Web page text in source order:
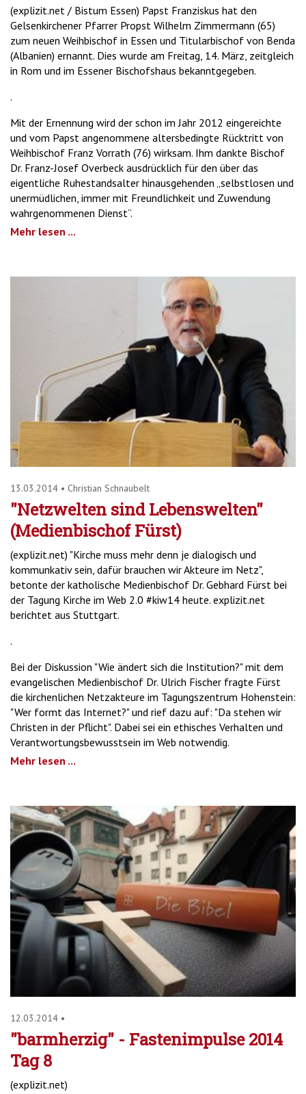
(explizit.net / Bistum Essen) Papst Franziskus hat den
Gelsenkirchener Pfarrer Propst Wilhelm Zimmermann (65)
zum neuen Weihbischof in Essen und Titularbischof von Benda
(Albanien) ernannt. Dies wurde am Freitag, 14. März, zeitgleich
in Rom und im Essener Bischofshaus bekanntgegeben.
.
Mit der Ernennung wird der schon im Jahr 2012 eingereichte
und vom Papst angenommene altersbedingte Rücktritt von
Weihbischof Franz Vorrath (76) wirksam. Ihm dankte Bischof
Dr. Franz-Josef Overbeck ausdrücklich für den über das
eigentliche Ruhestandsalter hinausgehenden „selbstlosen und
unermüdlichen, immer mit Freundlichkeit und Zuwendung
wahrgenommenen Dienst“.
Mehr lesen ...
13.03.2014 • Christian Schnaubelt
"Netzwelten sind Lebenswelten"
(Medienbischof Fürst)
(explizit.net) "Kirche muss mehr denn je dialogisch und
kommunkativ sein, dafür brauchen wir Akteure im Netz",
betonte der katholische Medienbischof Dr. Gebhard Fürst bei
der Tagung Kirche im Web 2.0 #kiw14 heute. explizit.net
berichtet aus Stuttgart.
.
Bei der Diskussion "Wie ändert sich die Institution?" mit dem
evangelischen Medienbischof Dr. Ulrich Fischer fragte Fürst
die kirchenlichen Netzakteure im Tagungszentrum Hohenstein:
"Wer formt das Internet?" und rief dazu auf: "Da stehen wir
Christen in der Pflicht". Dabei sei ein ethisches Verhalten und
Verantwortungsbewusstsein im Web notwendig.
Mehr lesen ...
12.03.2014 •
"barmherzig" - Fastenimpulse 2014
Tag 8
(explizit.net)